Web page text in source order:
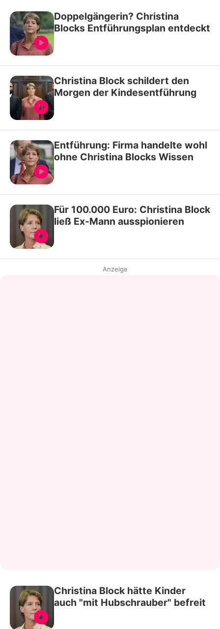
Doppelgängerin? Christina
Blocks Entführungsplan entdeckt
Christina Block schildert den
Morgen der Kindesentführung
Entführung: Firma handelte wohl
ohne Christina Blocks Wissen
Für 100.000 Euro: Christina Block
ließ Ex-Mann ausspionieren
Anzeige
Christina Block hätte Kinder
auch "mit Hubschrauber" befreit